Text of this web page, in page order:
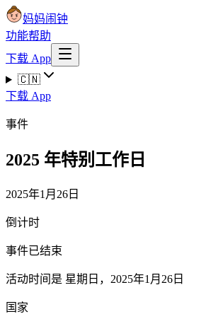
妈妈闹钟
功能帮助
下载 App
🇨🇳
下载 App
事件
2025 年特别工作日
2025年1月26日
倒计时
事件已结束
活动时间是 星期日，2025年1月26日
国家